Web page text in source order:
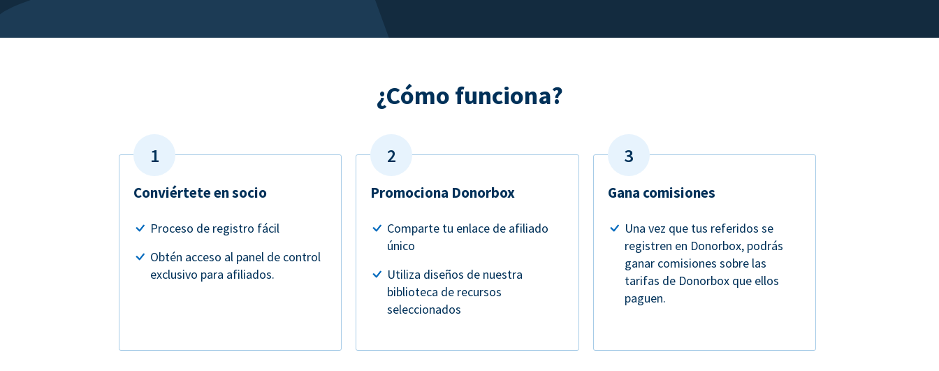
¿Cómo funciona?
Conviértete en socio
Proceso de registro fácil
Obtén acceso al panel de control
exclusivo para afiliados.
Promociona Donorbox
Comparte tu enlace de afiliado
único
Utiliza diseños de nuestra
biblioteca de recursos
seleccionados
Gana comisiones
Una vez que tus referidos se
registren en Donorbox, podrás
ganar comisiones sobre las
tarifas de Donorbox que ellos
paguen.